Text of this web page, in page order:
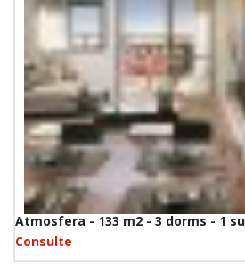
Atmosfera - 133 m2 - 3 dorms - 1
Consulte